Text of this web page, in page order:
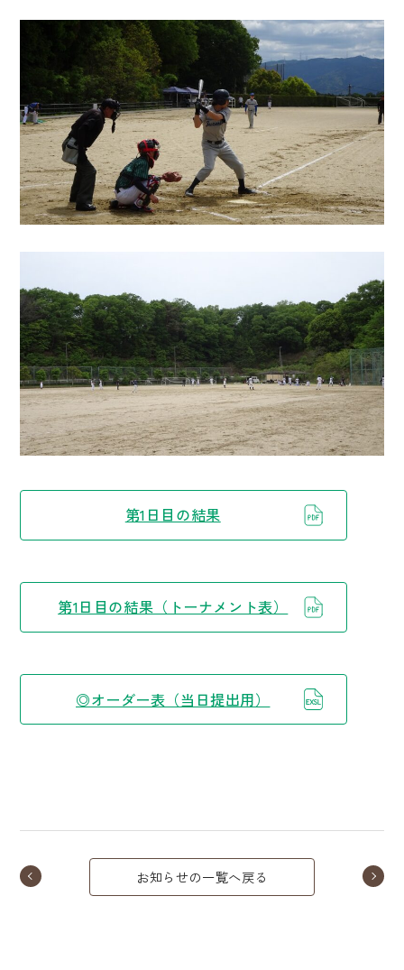
第1日目の結果
第1日目の結果（トーナメント表）
◎オーダー表（当日提出用）
お知らせの一覧へ戻る